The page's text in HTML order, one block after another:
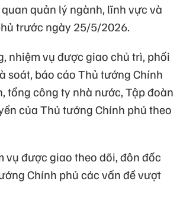
quản lý ngành, lĩnh vực và
trước ngày 25/5/2026.
nhiệm vụ được giao chủ trì, phối
soát, báo cáo Thủ tướng Chính
tổng công ty nhà nước, Tập đoàn
của Thủ tướng Chính phủ theo
vụ được giao theo dõi, đôn đốc
Chính phủ các vấn đề vượt